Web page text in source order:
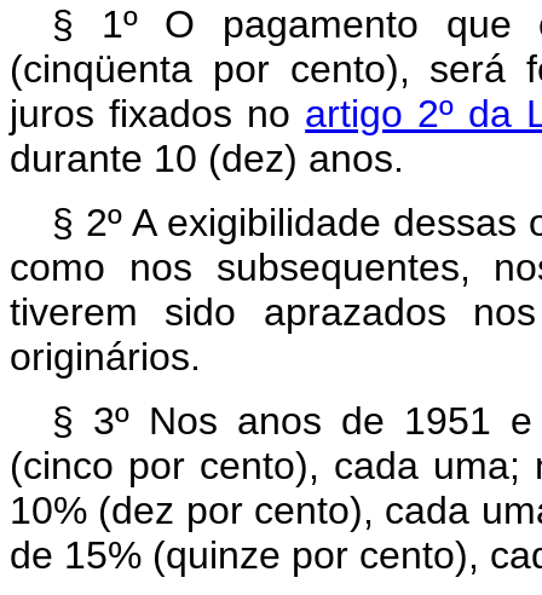
§ 1º O pagamento que
(cinqüenta por cento), será
juros fixados no artigo 2º da
durante 10 (dez) anos.
§ 2º A exigibilidade
como nos subsequentes,
tiverem sido aprazados
originários.
§ 3º Nos anos de 1951
(cinco por cento), cada
10% (dez por cento), cada
de 15% (quinze por cento),